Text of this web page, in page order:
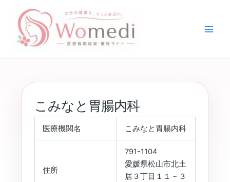
こみなと胃腸内科
医療機関名 こみなと胃腸内科
住所
791-1104
愛媛県松山市北土
居３丁目１１－３